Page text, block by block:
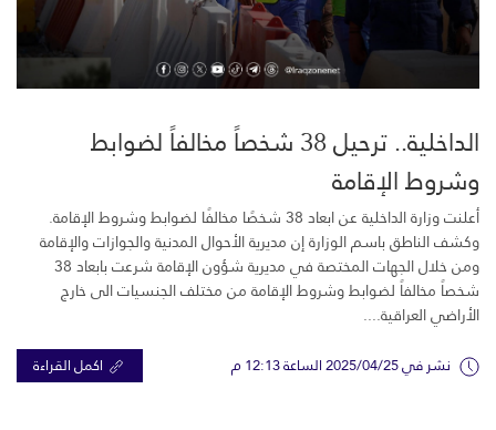
الداخلية.. ترحيل 38 شخصاً مخالفاً لضوابط
وشروط الإقامة
أعلنت وزارة الداخلية عن ابعاد 38 شخصًا مخالفًا لضوابط وشروط الإقامة.
وكشف الناطق باسم الوزارة إن مديرية الأحوال المدنية والجوازات والإقامة
ومن خلال الجهات المختصة في مديرية شؤون الإقامة شرعت بابعاد 38
شخصاً مخالفاً لضوابط وشروط الإقامة من مختلف الجنسيات الى خارج
الأراضي العراقية....
نشر في 2025/04/25 الساعة 12:13 م اكمل القراءة